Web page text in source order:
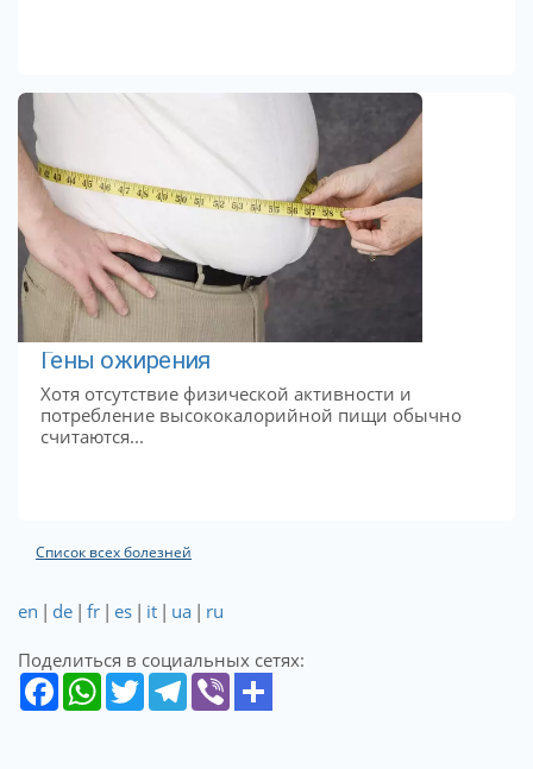
Гены ожирения
Хотя отсутствие физической активности и
потребление высококалорийной пищи обычно
считаются...
Список всех болезней
en | de | fr | es | it | ua | ru
Поделиться в социальных сетях: